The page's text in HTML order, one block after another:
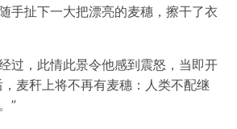
手扯下一大把漂亮的麦穗，擦干了衣
过，此情此景令他感到震怒，当即开
，麦秆上将不再有麦穗：人类不配继
”